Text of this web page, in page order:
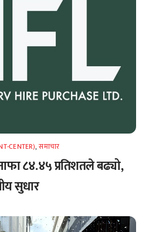
CENTER),समाचार
८४.४५ प्रतिशतले बढ्यो,
सुधार